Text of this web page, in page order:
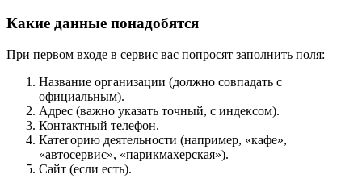
Какие данные понадобятся
При первом входе в сервис вас попросят заполнить поля:
Название организации (должно совпадать с
официальным).
Адрес (важно указать точный, с индексом).
Контактный телефон.
Категорию деятельности (например, «кафе»,
«автосервис», «парикмахерская»).
Сайт (если есть).